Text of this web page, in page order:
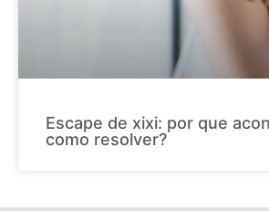
Escape de xixi: por que
como resolver?